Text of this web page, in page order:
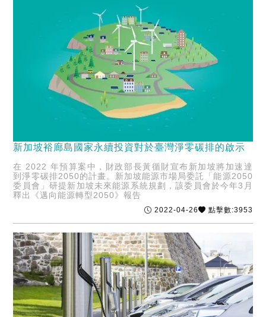
新加坡裕廊島國家永續投資對於臺灣淨零碳排的啟示
在 2022 年預算案中，財政部長黃循財宣布新加坡將加速達
到淨零碳排2050的計畫。新加坡能源市場局委託「能源2050
委員會」研提新加坡未來能源系統規劃，該委員會於今年3月
釋出《邁向能源轉型2050》報告
2022-04-26 點擊數:3953